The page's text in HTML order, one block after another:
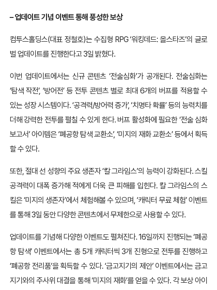
– 업데이트 기념 이벤트 통해 풍성한 보상
컴투스홀딩스(대표 정철호)는 수집형 RPG ‘워킹데드: 올스타즈’의 글로
벌 업데이트를 진행한다고 3일 밝혔다.
이번 업데이트에서는 신규 콘텐츠 ‘전술심화’가 공개된다. 전술심화는
‘탐색 작전’, ‘방어전’ 등 전투 콘텐츠 별로 최대 6개의 버프를 적용할 수
있는 성장 시스템이다. ‘공격력/방어력 증가’, ‘치명타 확률’ 등의 능력치를
더해 강력한 전투를 펼칠 수 있게 한다. 버프 활성화에 필요한 ‘전술 심화
보고서’ 아이템은 ‘폐공항 탐색 교환소’, ‘미지의 재화 교환소’ 등에서 획득
할 수 있다.
또한, 절대 선 성향의 주요 생존자 ‘칼 그라임스’의 능력이 강화된다. 스킬
공격력이 대폭 증가해 적에게 더욱 큰 피해를 입힌다. 칼 그라임스의 스
킬은 ‘미지의 생존자’에서 체험해볼 수 있으며, ‘캐릭터 무료 체험’ 이벤트
를 통해 3일 동안 다양한 콘텐츠에서 무제한으로 사용할 수 있다.
업데이트를 기념해 다양한 이벤트도 펼쳐진다. 16일까지 진행되는 ‘폐공
항 탐색’ 이벤트에서는 총 5개 캐릭터씩 3개 진형으로 전투를 진행하고
‘폐공항 전리품’을 획득할 수 있다. ‘금고지기의 제안’ 이벤트에서는 금고
지기와의 주사위 대결을 통해 ‘미지의 재화’를 얻을 수 있다. 각 보상 아이